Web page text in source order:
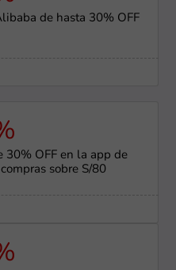
de hasta 30% OFF
30% OFF en la app de
compras sobre S/80